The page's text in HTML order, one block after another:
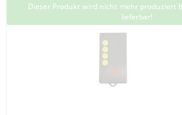
Dieser Produkt wird nicht mehr produziert
lieferbar!